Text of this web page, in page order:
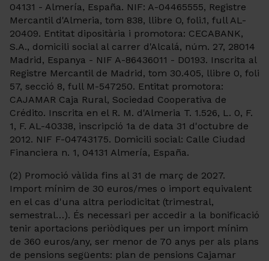
04131 - Almería, España. NIF: A-04465555, Registre
Mercantil d'Almeria, tom 838, llibre O, foli.1, full AL-
20409. Entitat dipositària i promotora: CECABANK,
S.A., domicili social al carrer d'Alcalá, núm. 27, 28014
Madrid, Espanya - NIF A-86436011 - D0193. Inscrita al
Registre Mercantil de Madrid, tom 30.405, llibre 0, foli
57, secció 8, full M-547250. Entitat promotora:
CAJAMAR Caja Rural, Sociedad Cooperativa de
Crédito. Inscrita en el R. M. d'Almeria T. 1.526, L. 0, F.
1, F. AL-40338, inscripció 1a de data 31 d'octubre de
2012. NIF F-04743175. Domicili social: Calle Ciudad
Financiera n. 1, 04131 Almería, España.
(2) Promoció vàlida fins al 31 de març de 2027.
Import mínim de 30 euros/mes o import equivalent
en el cas d'una altra periodicitat (trimestral,
semestral…). És necessari per accedir a la bonificació
tenir aportacions periòdiques per un import mínim
de 360 euros/any, ser menor de 70 anys per als plans
de pensions següents: plan de pensions Cajamar